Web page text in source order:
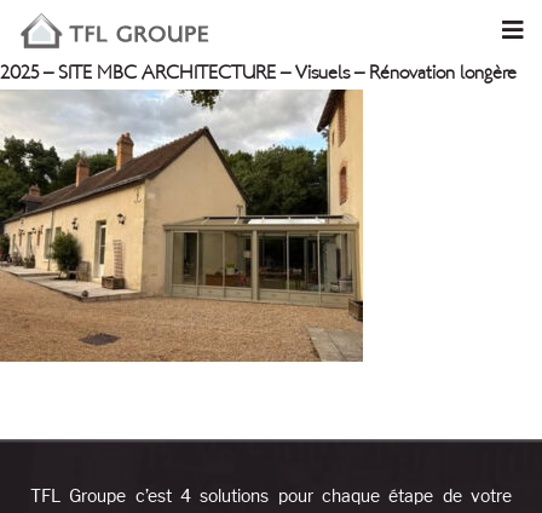
2025 – SITE MBC ARCHITECTURE – Visuels – Rénovation longère
TFL Groupe c’est 4 solutions pour chaque étape de votre